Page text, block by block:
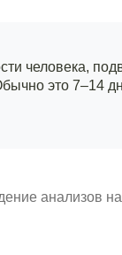
человека,
это 7–14
анализов